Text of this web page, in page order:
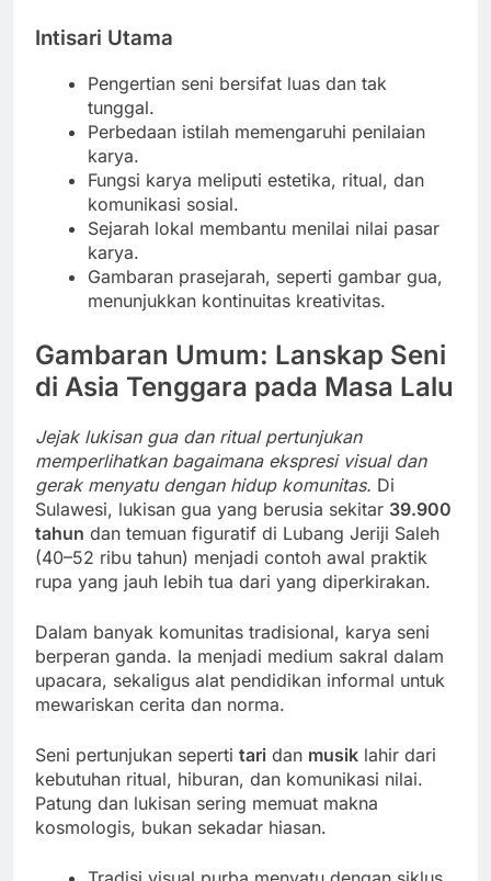
Intisari Utama
Pengertian seni bersifat luas dan tak
tunggal.
Perbedaan istilah memengaruhi penilaian
karya.
Fungsi karya meliputi estetika, ritual, dan
komunikasi sosial.
Sejarah lokal membantu menilai nilai pasar
karya.
Gambaran prasejarah, seperti gambar gua,
menunjukkan kontinuitas kreativitas.
Gambaran Umum: Lanskap Seni
di Asia Tenggara pada Masa Lalu
Jejak lukisan gua dan ritual pertunjukan
memperlihatkan bagaimana ekspresi visual dan
gerak menyatu dengan hidup komunitas. Di
Sulawesi, lukisan gua yang berusia sekitar 39.900
tahun dan temuan figuratif di Lubang Jeriji Saleh
(40–52 ribu tahun) menjadi contoh awal praktik
rupa yang jauh lebih tua dari yang diperkirakan.
Dalam banyak komunitas tradisional, karya seni
berperan ganda. Ia menjadi medium sakral dalam
upacara, sekaligus alat pendidikan informal untuk
mewariskan cerita dan norma.
Seni pertunjukan seperti tari dan musik lahir dari
kebutuhan ritual, hiburan, dan komunikasi nilai.
Patung dan lukisan sering memuat makna
kosmologis, bukan sekadar hiasan.